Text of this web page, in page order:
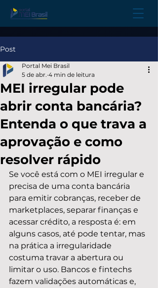
Post
MEI irregular pode
abrir conta bancária?
Entenda o que trava a
aprovação e como
resolver rápido
Portal Mei Brasil
5 de abr. 4 min de leitura
Se você está com o MEI irregular e
precisa de uma conta bancária
para emitir cobranças, receber de
marketplaces, separar finanças e
acessar crédito, a resposta é: em
alguns casos, até pode tentar, mas
na prática a irregularidade
costuma travar a abertura ou
limitar o uso. Bancos e fintechs
fazem validações automáticas e,